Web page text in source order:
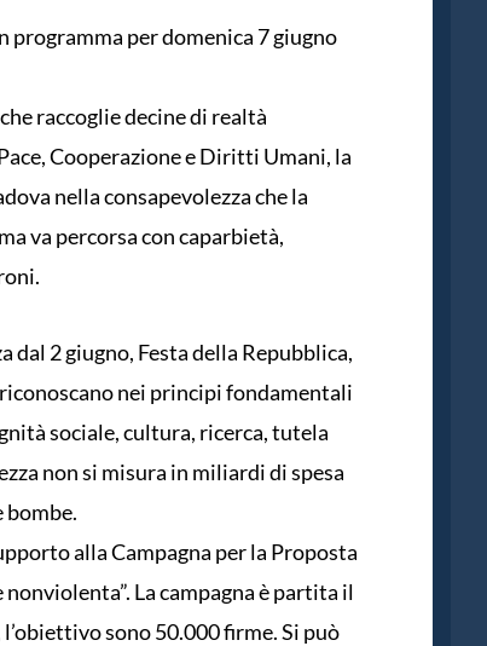
programma per domenica 7 giugno
raccoglie decine di realtà
Cooperazione e Diritti Umani, la
nella consapevolezza che la
va percorsa con caparbietà,
dal 2 giugno, Festa della Repubblica,
nei principi fondamentali
sociale, cultura, ricerca, tutela
non si misura in miliardi di spesa
bombe.
alla Campagna per la Proposta
La campagna è partita il
sono 50.000 firme. Si può